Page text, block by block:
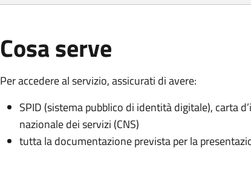
Cosa serve
Per accedere al servizio, assicurati di avere:
SPID (sistema pubblico di identità digitale), carta
nazionale dei servizi (CNS)
tutta la documentazione prevista per la